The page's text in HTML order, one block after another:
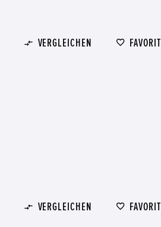
VERGLEICHEN FAVORIT
VERGLEICHEN FAVORIT